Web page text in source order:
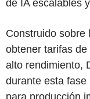
de IA escalables
Construido sobre
obtener tarifas
alto rendimiento,
durante esta
para producción